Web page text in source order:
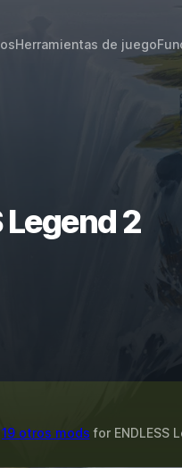
Herramientas de juego
Legend 2
19 otros mods for ENDLESS